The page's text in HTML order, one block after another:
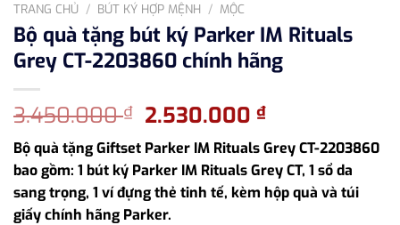
TRANG CHỦ / BÚT KÝ HỢP MỆNH / MỘC
Bộ quà tặng bút ký Parker IM Rituals
Grey CT-2203860 chính hãng
3.450.000₫ Giá
gốc
là:
3.450.000 ₫.
2.530.000₫Giá
hiện
tại
là:
2.530.000 ₫.
Bộ quà tặng Giftset Parker IM Rituals Grey CT-2203860
bao gồm: 1 bút ký Parker IM Rituals Grey CT, 1 sổ da
sang trọng, 1 ví đựng thẻ tinh tế, kèm hộp quà và túi
giấy chính hãng Parker.